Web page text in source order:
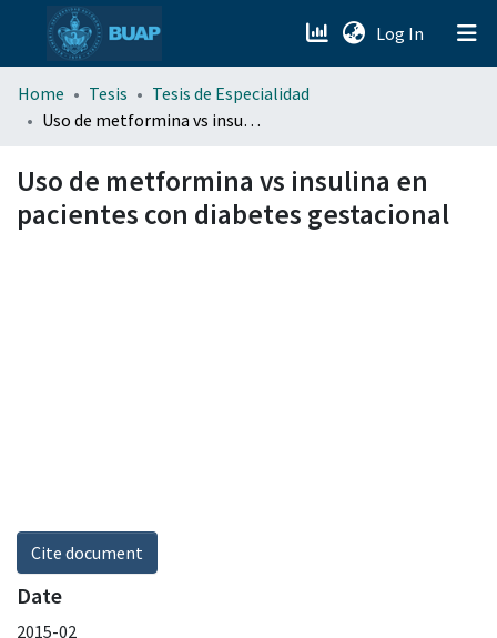
Log In (current)
menu.section.about_menu
Home Tesis
Tesis de Especialidad
Uso de metformina vs insulina en pacientes con diabetes gestacional
Uso de metformina vs insulina en
pacientes con diabetes gestacional
Cite document
Date
2015-02